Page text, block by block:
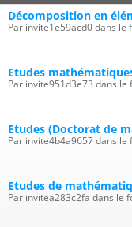
Décomposition en
Par invite1e59acd0 dans
Etudes
Par invite951d3e73 dans
Etudes (Doctorat de
Par invite4b4a9657 dans
Etudes de
Par invitea283c2fa dans le